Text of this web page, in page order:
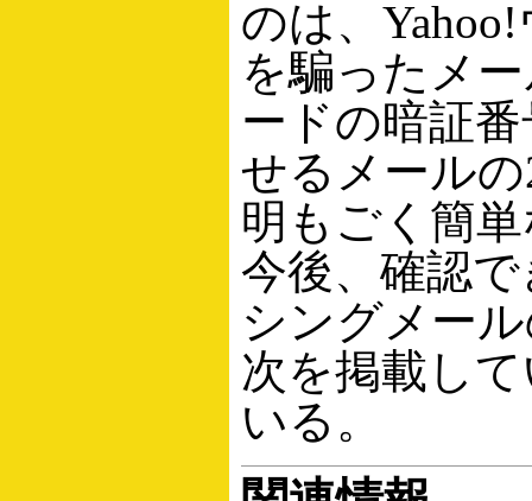
のは、
を騙ったメ
ードの暗証
せるメール
明もごく簡
今後、確認
シングメー
次を掲載し
いる。